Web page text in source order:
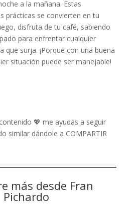
a la mañana. Estas
prácticas se convierten en tu
disfruta de tu café, sabiendo
para enfrentar cualquier
que surja. ¡Porque con una buena
situación puede ser manejable!
💖 me ayudas a seguir
similar dándole a COMPARTIR
más desde Fran
Pichardo